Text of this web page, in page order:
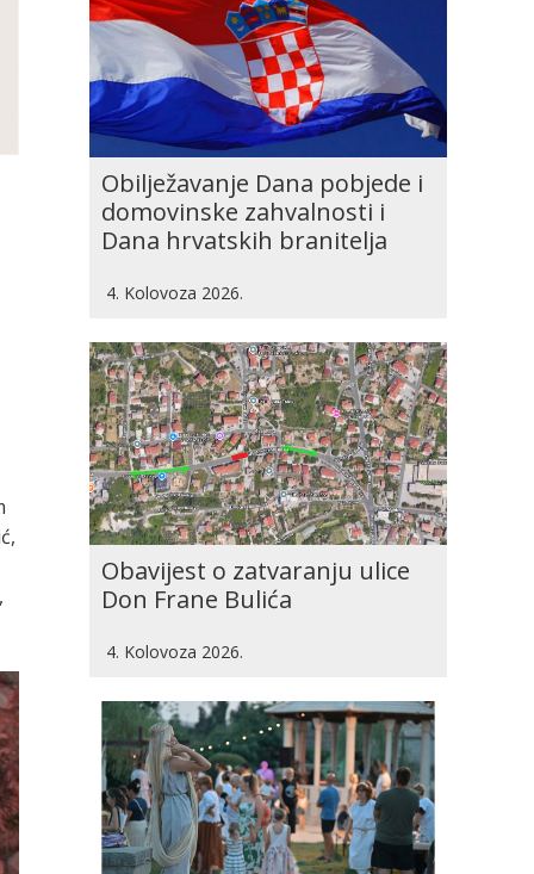
Obilježavanje Dana pobjede i
domovinske zahvalnosti i
Dana hrvatskih branitelja
4. Kolovoza 2026.
Obavijest o zatvaranju ulice
Don Frane Bulića
4. Kolovoza 2026.